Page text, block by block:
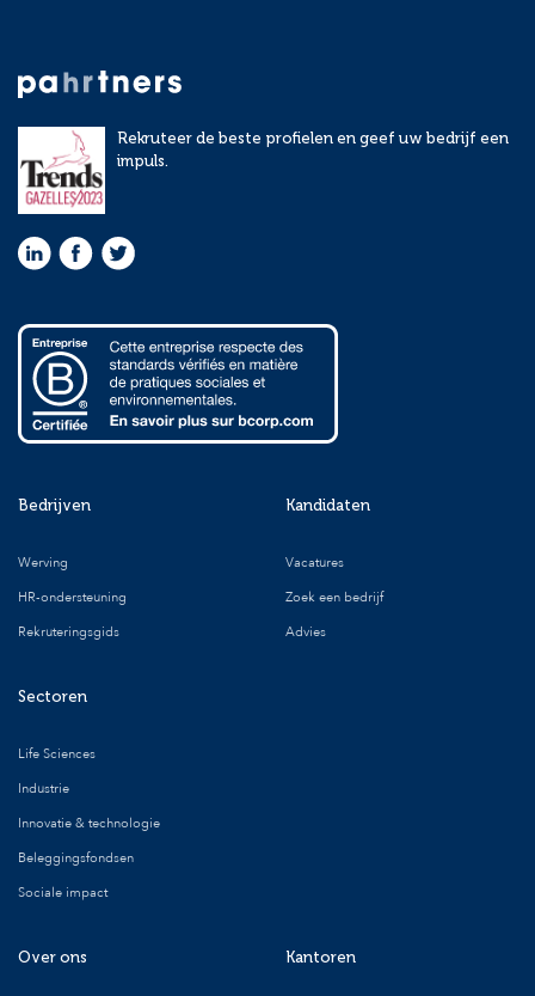
Rekruteer de beste profielen en geef uw bedrijf een
impuls.
Bedrijven
Werving
HR-ondersteuning
Rekruteringsgids
Sectoren
Life Sciences
Industrie
Innovatie & technologie
Beleggingsfondsen
Sociale impact
Kandidaten
Vacatures
Zoek een bedrijf
Advies
Over ons Kantoren